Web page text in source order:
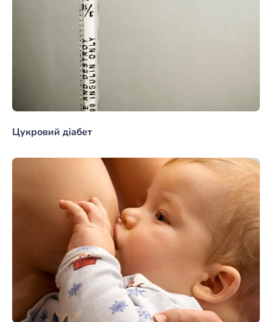
Цукровий діабет